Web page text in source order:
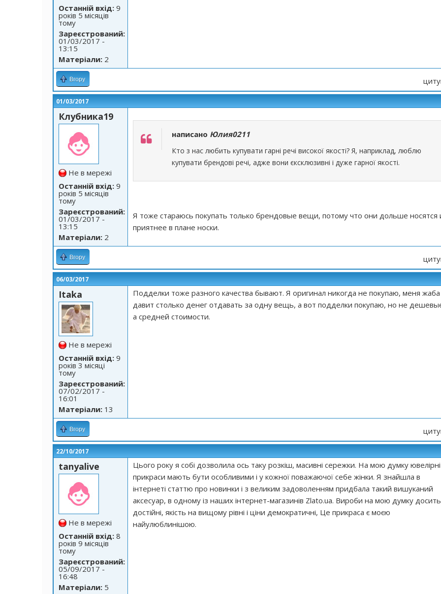
Останній вхід: 9
років 5 місяців
тому
Зареєстрований:
01/03/2017 -
13:15
Матеріали: 2
Вгору
01/03/2017
Клубника19
Не в мережі
Останній вхід: 9
років 5 місяців
тому
Зареєстрований:
01/03/2017 -
13:15
Матеріали: 2
написано Юлия0211
Кто з нас любить купувати гарні речі високої якості? Я, наприклад, люблю
купувати брендові речі, адже вони єксклюзивні і дуже гарної якості.
Я тоже стараюсь покупать только брендовые вещи, потому что они дольше носятся
приятнее в плане носки.
Вгору
06/03/2017
Itaka
Не в мережі
Останній вхід: 9
років 3 місяці
тому
Зареєстрований:
07/02/2017 -
16:01
Матеріали: 13
Подделки тоже разного качества бывают. Я оригинал никогда не покупаю, меня жаба
давит столько денег отдавать за одну вещь, а вот подделки покупаю, но не
а средней стоимости.
Вгору
22/10/2017
tanyalive
Не в мережі
Останній вхід: 8
років 9 місяців
тому
Зареєстрований:
05/09/2017 -
16:48
Матеріали: 5
Цього року я собі дозволила ось таку розкіш, масивні сережки. На мою думку ювелірні
прикраси мають бути особливими і у кожної поважаючої себе жінки. Я знайшла в
інтернеті статтю про новинки і з великим задоволенням придбала такий вишуканий
аксесуар, в одному із наших інтернет-магазинів Zlato.ua. Вироби на мою думку досить
достійні, якість на вищому рівні і ціни демократичні, Це прикраса є моєю
найулюблинішою.